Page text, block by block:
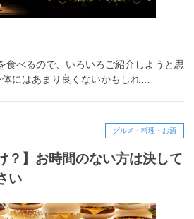
食べるので、いろいろご紹介しようと思
にはあまり良くないかもしれ…
グルメ・料理・お酒
？】お時間のない方は決して
い